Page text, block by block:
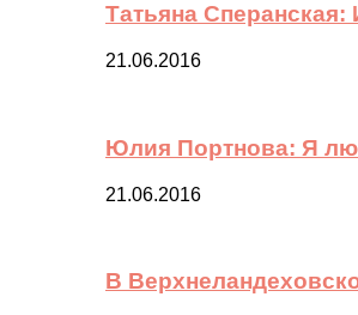
Татьяна Сперанская:
21.06.2016
Юлия Портнова: Я
21.06.2016
В